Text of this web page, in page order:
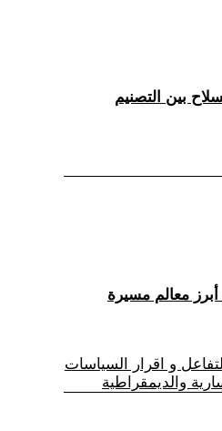
بين التصنيم
ال ٨٠ ما هي أبرز معالم مسيرة
و اقرار السياسات
والديمقراطية